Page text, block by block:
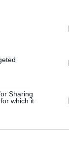
Sharing
which it